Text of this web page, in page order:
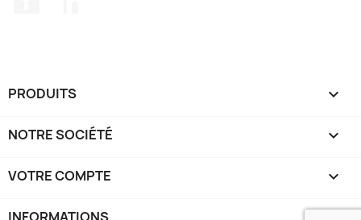
PRODUITS 
NOTRE SOCIÉTÉ 
VOTRE COMPTE 